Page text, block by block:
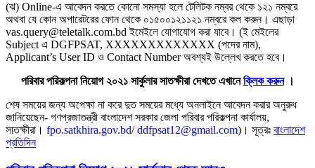
(ঝ) Online-এ আবেদন করতে কোনাে সমস্যা হলে টেলিটক নম্বর থেকে ১২১ নম্বরে
অথবা যে কোন অপারেটরের ফোন থেকে ০১৫০০১২১১২১ নম্বরে কল করুন। এছাড়া
vas.query@teletalk.com.bd ইমেইলে যােগাযােগ করা যাবে। (ই মেইলের
Subject এ DGFPSAT, XXXXXXXXXXXXX (পদের নাম),
Applicant’s User ID ও Contact Number অবশ্যই উল্লেখ করতে হবে।
পরিবার পরিকল্পনা নিয়োগ ২০২১ সার্কুলার সাতক্ষীরা দেখতে এখানেক্লিক করুন।
শেষ সময়ের জন্য অপেক্ষা না করে দুত সময়ের মধ্যে অনলাইনে আবেদন করার অনুরুধ
জানিয়েছেন- গণপ্রজাতন্ত্রী বাংলাদেশ সরকার জেলা পরিবার পরিকল্পনা কার্যালয়,
সাতক্ষীরা। fpo.satkhira.gov.bd/ddfpsat12@gmail.com)। সূত্রঃ বাংলাদেশ
প্রতিদিন